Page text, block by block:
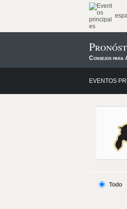
Consejos para
EVENTOS
Todo